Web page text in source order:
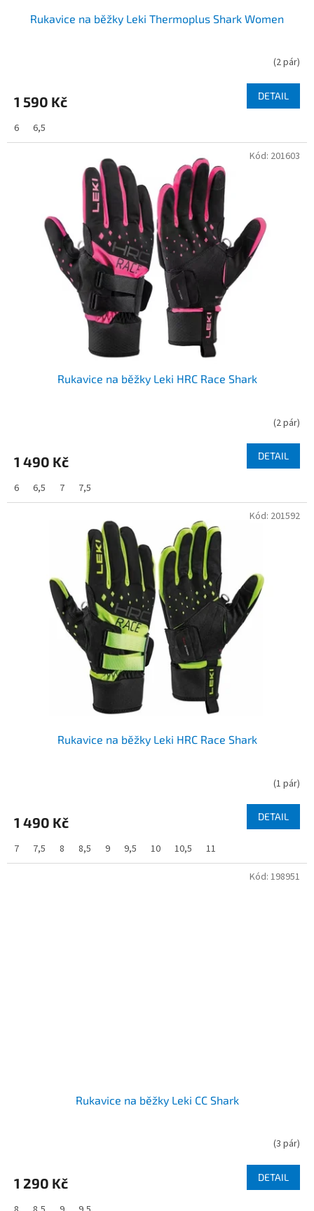
Rukavice na běžky Leki Thermoplus Shark Women
(2 pár)
1 590 Kč DETAIL
6 6,5
Rukavice na běžky Leki HRC Race Shark
(2 pár)
1 490 Kč DETAIL
6 6,5 7 7,5
Kód: 201603
Rukavice na běžky Leki HRC Race Shark
(1 pár)
1 490 Kč DETAIL
7 7,5 8 8,5 9 9,5 10 10,5 11
Kód: 201592
Rukavice na běžky Leki CC Shark
(3 pár)
1 290 Kč DETAIL
Kód: 198951